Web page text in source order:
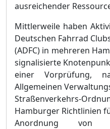
ausreichender
Mittlerweile haben
Deutschen Fahrrad
(ADFC) in mehreren
signalisierte
einer Vorprüfung,
Allgemeinen
Straßenverkehrs-
Hamburger Richtlinien
Anordnung von